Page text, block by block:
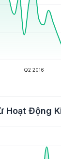
Q2 2016
Hoạt Động